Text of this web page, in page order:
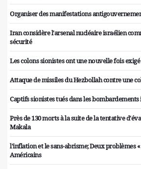
Organiser des manifestations
Iran considère l'arsenal nucléaire israélien
sécurité
Les colons sionistes ont une nouvelle fois
Attaque de missiles du Hezbollah contre une
Captifs sionistes tués dans les bombardements
Près de 130 morts à la suite de la tentative
Makala
l'inflation et le sans-abrisme; Deux problèmes «
Américains